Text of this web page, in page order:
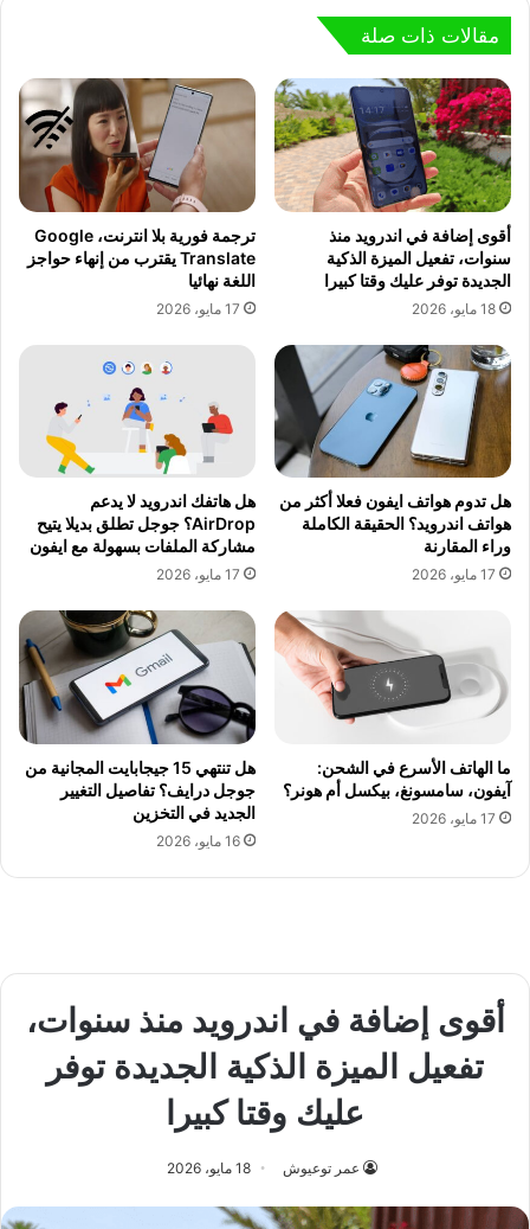
مقالات ذات صلة
أقوى إضافة في اندرويد منذ
سنوات، تفعيل الميزة الذكية
الجديدة توفر عليك وقتا كبيرا
18 مايو، 2026
ترجمة فورية بلا انترنت، Google
Translate يقترب من إنهاء حواجز
اللغة نهائيا
17 مايو، 2026
هل تدوم هواتف ايفون فعلا أكثر من
هواتف اندرويد؟ الحقيقة الكاملة
وراء المقارنة
17 مايو، 2026
هل هاتفك اندرويد لا يدعم
AirDrop؟ جوجل تطلق بديلا يتيح
مشاركة الملفات بسهولة مع ايفون
17 مايو، 2026
ما الهاتف الأسرع في الشحن:
آيفون، سامسونغ، بيكسل أم هونر؟
17 مايو، 2026
هل تنتهي 15 جيجابايت المجانية من
جوجل درايف؟ تفاصيل التغيير
الجديد في التخزين
16 مايو، 2026